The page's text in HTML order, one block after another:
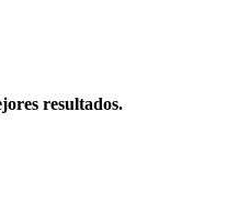
resultados.